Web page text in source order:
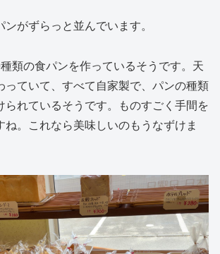
がずらっと並んでいます。
類の食パンを作っているそうです。天
っていて、すべて自家製で、パンの種類
られているそうです。ものすごく手間を
。これなら美味しいのもうなずけま